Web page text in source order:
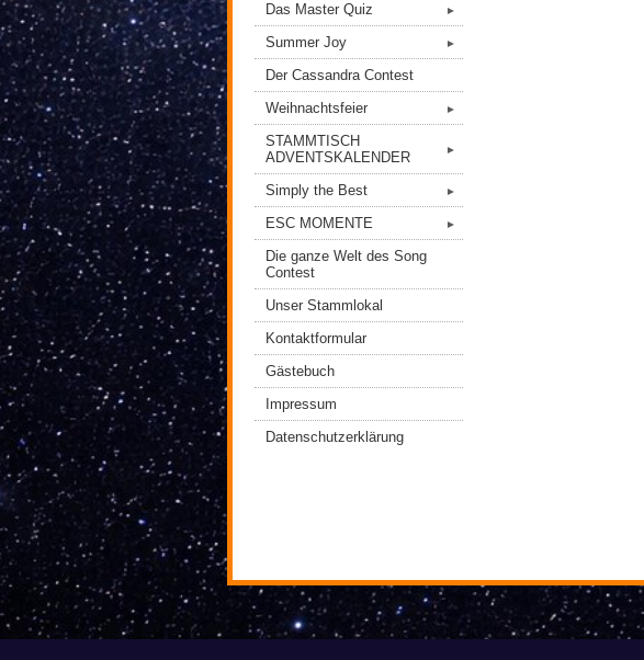
Das Master Quiz ►
Summer Joy ►
Der Cassandra Contest
Weihnachtsfeier
►
STAMMTISCH
ADVENTSKALENDER
►
Simply the Best ►
ESC MOMENTE ►
Die ganze Welt des Song
Contest
Unser Stammlokal
Kontaktformular
Gästebuch
Impressum
Datenschutzerklärung